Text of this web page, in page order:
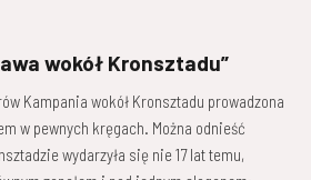
wokół Kronsztadu”
Kampania wokół Kronsztadu prowadzona
w pewnych kręgach. Można odnieść
wydarzyła się nie 17 lat temu,